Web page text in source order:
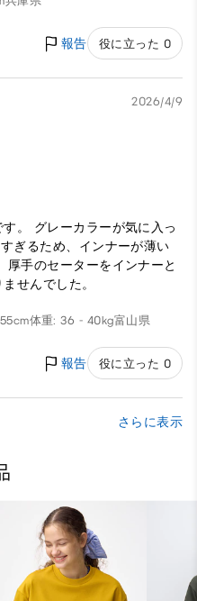
報告 役に立った 0
2026/4/9
。 グレーカラーが気に入っ
ぎるため、インナーが薄い
厚手のセーターをインナーと
せんでした。
体重: 36 - 40kg富山県
報告 役に立った 0
さらに表示